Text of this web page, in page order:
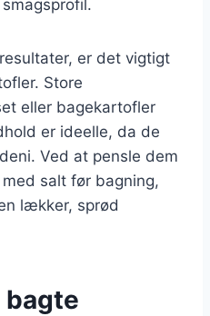
er det vigtigt
Store
eller bagekartofler
er ideelle, da de
Ved at pensle dem
salt før bagning,
lækker, sprød
bagte